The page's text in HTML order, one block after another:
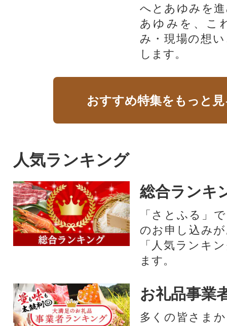
へとあゆみを
あゆみを、こ
み・現場の想
します。
おすすめ特集をもっと
人気ランキング
総合ランキ
「さとふる」
のお申し込み
「人気ランキ
ます。
お礼品事業
多くの皆さま